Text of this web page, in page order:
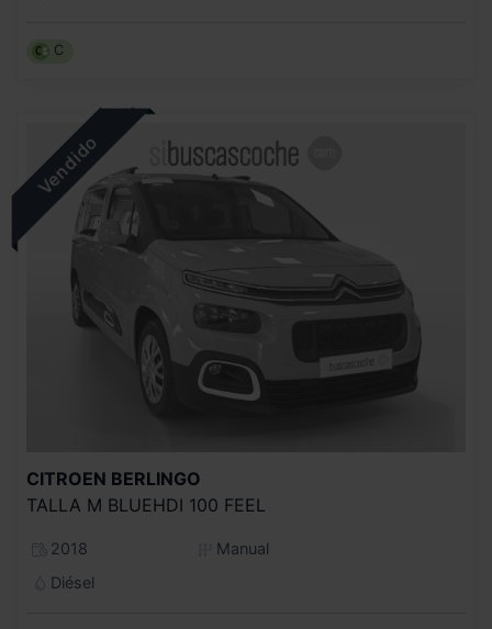
C
CITROEN BERLINGO
TALLA M BLUEHDI 100 FEEL
2018
Manual
Diésel